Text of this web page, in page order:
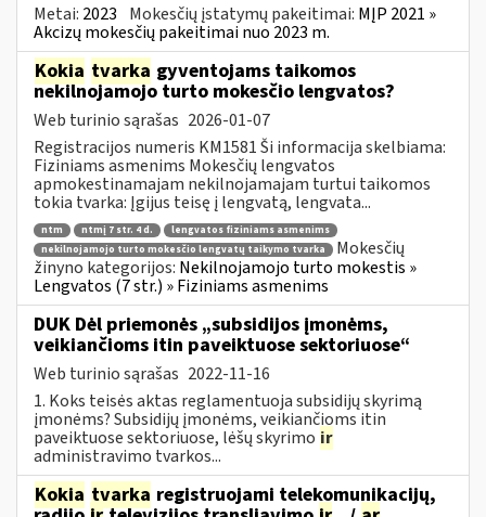
Metai: 2023 Mokesčių įstatymų pakeitimai: MĮP 2021 »
Akcizų mokesčių pakeitimai nuo 2023 m.
Kokia tvarka gyventojams taikomos
nekilnojamojo turto mokesčio lengvatos?
Web turinio sąrašas 2026-01-07
Registracijos numeris KM1581 Ši informacija skelbiama:
Fiziniams asmenims Mokesčių lengvatos
apmokestinamajam nekilnojamajam turtui taikomos
tokia tvarka: Įgijus teisę į lengvatą, lengvata...
ntm ntmį 7 str. 4 d.
lengvatos fiziniams asmenims
nekilnojamojo turto mokesčio lengvatų taikymo tvarka
Mokesčių
žinyno kategorijos: Nekilnojamojo turto mokestis »
Lengvatos (7 str.) » Fiziniams asmenims
DUK Dėl priemonės „subsidijos įmonėms,
veikiančioms itin paveiktuose sektoriuose“
Web turinio sąrašas 2022-11-16
1. Koks teisės aktas reglamentuoja subsidijų skyrimą
įmonėms? Subsidijų įmonėms, veikiančioms itin
paveiktuose sektoriuose, lėšų skyrimo ir
administravimo tvarkos...
Kokia tvarka registruojami telekomunikacijų,